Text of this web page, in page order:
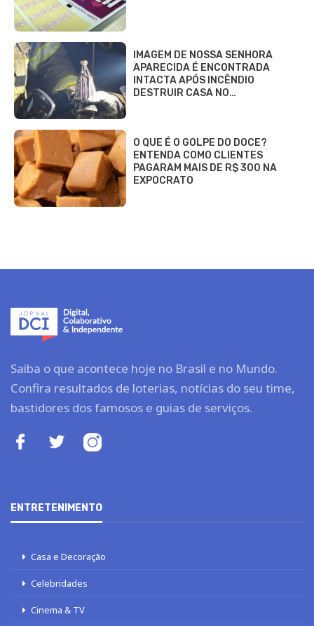
IMAGEM DE NOSSA SENHORA
APARECIDA É ENCONTRADA
INTACTA APÓS INCÊNDIO
DESTRUIR CASA NO…
O QUE É O GOLPE DO DOCE?
ENTENDA COMO CLIENTES
PAGARAM MAIS DE R$ 300 NA
EXPOCRATO
Saiba o que acontece hoje no Brasil e no Mundo.
Confira resultados de loterias, notícias do seu time,
bastidores dos famosos e guias de serviços.
ENTRETENIMENTO
Casa e Decoração
Celebridades
Cinema & TV